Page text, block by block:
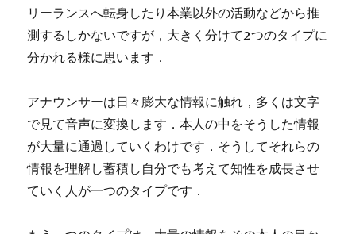
リーランスへ転身したり本業以外の活動などから推
測するしかないですが，大きく分けて2つのタイプに
分かれる様に思います．
アナウンサーは日々膨大な情報に触れ，多くは文字
で見て音声に変換します．本人の中をそうした情報
が大量に通過していくわけです．そうしてそれらの
情報を理解し蓄積し自分でも考えて知性を成長させ
ていく人が一つのタイプです．